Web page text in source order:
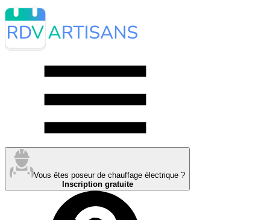
Vous êtes poseur de chauffage électrique ?
Inscription gratuite